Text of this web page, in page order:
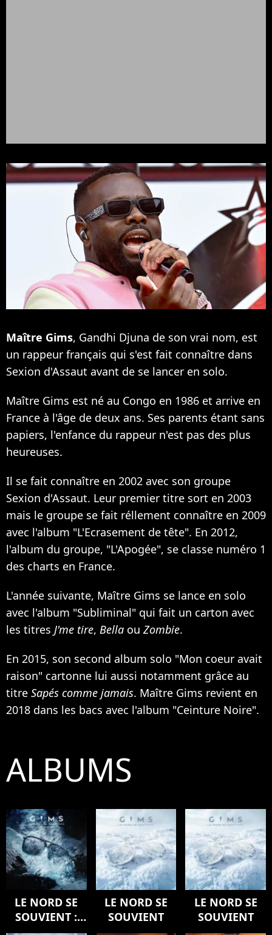
Maître Gims, Gandhi Djuna de son vrai nom, est
un rappeur français qui s'est fait connaître dans
Sexion d'Assaut avant de se lancer en solo.
Maître Gims est né au Congo en 1986 et arrive en
France à l'âge de deux ans. Ses parents étant sans
papiers, l'enfance du rappeur n'est pas des plus
heureuses.
Il se fait connaître en 2002 avec son groupe
Sexion d'Assaut. Leur premier titre sort en 2003
mais le groupe se fait réllement connaître en 2009
avec l'album "L'Ecrasement de tête". En 2012,
l'album du groupe, "L'Apogée", se classe numéro 1
des charts en France.
L'année suivante, Maître Gims se lance en solo
avec l'album "Subliminal" qui fait un carton avec
les titres J'me tire, Bella ou Zombie.
En 2015, son second album solo "Mon coeur avait
raison" cartonne lui aussi notamment grâce au
titre Sapés comme jamais. Maître Gims revient en
2018 dans les bacs avec l'album "Ceinture Noire".
ALBUMS
LE NORD SE
SOUVIENT :
L'ODYSSÉE
LE NORD SE
SOUVIENT
LE NORD SE
SOUVIENT